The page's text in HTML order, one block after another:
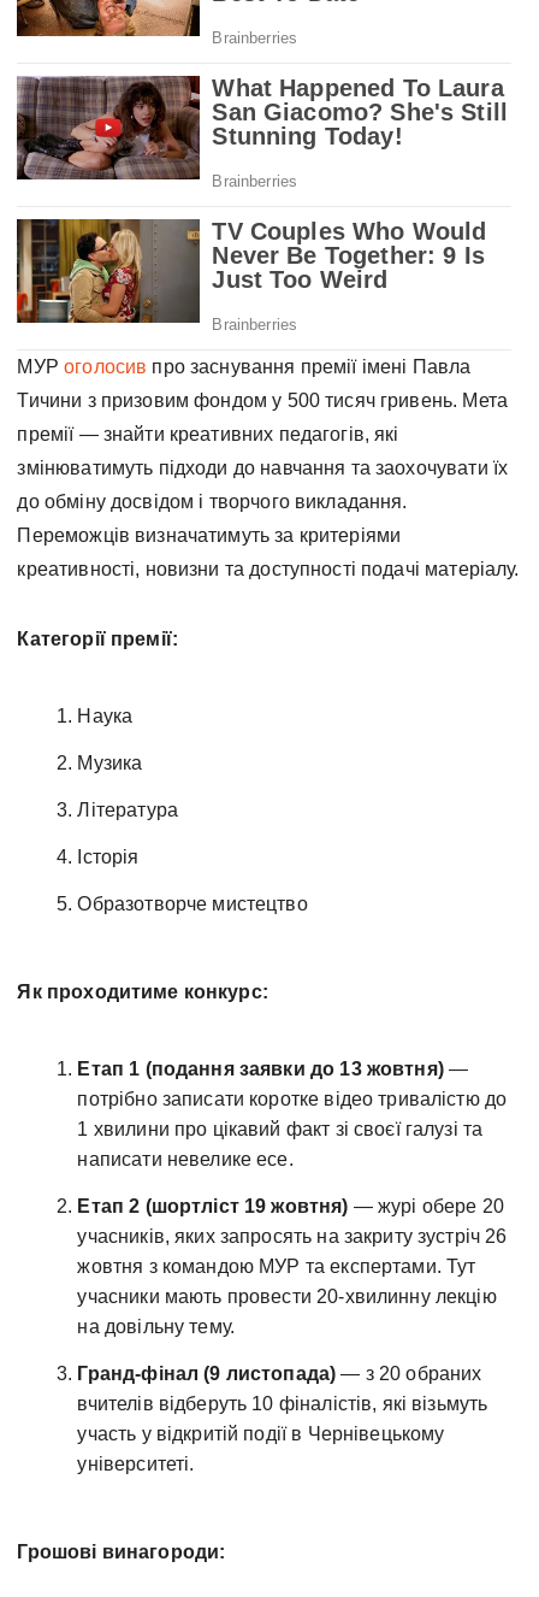
МУРоголосив про заснування премії імені Павла
Тичини з призовим фондом у 500 тисяч гривень. Мета
премії — знайти креативних педагогів, які
змінюватимуть підходи до навчання та заохочувати їх
до обміну досвідом і творчого викладання.
Переможців визначатимуть за критеріями
креативності, новизни та доступності подачі матеріалу.
Категорії премії:
Наука
Музика
Література
Історія
Образотворче мистецтво
Як проходитиме конкурс:
Етап 1 (подання заявки до 13 жовтня)—
потрібно записати коротке відео тривалістю до
1 хвилини про цікавий факт зі своєї галузі та
написати невелике есе.
Етап 2 (шортліст 19 жовтня) — журі обере 20
учасників, яких запросять на закриту зустріч 26
жовтня з командою МУР та експертами. Тут
учасники мають провести 20-хвилинну лекцію
на довільну тему.
Гранд-фінал (9 листопада) — з 20 обраних
вчителів відберуть 10 фіналістів, які візьмуть
участь у відкритій події в Чернівецькому
університеті.
Грошові винагороди: